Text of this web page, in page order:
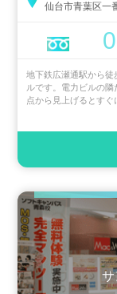
仙台市青葉区一
地下鉄広瀬通駅から
ルです。電力ビルの
点から見上げるとすぐ
サ